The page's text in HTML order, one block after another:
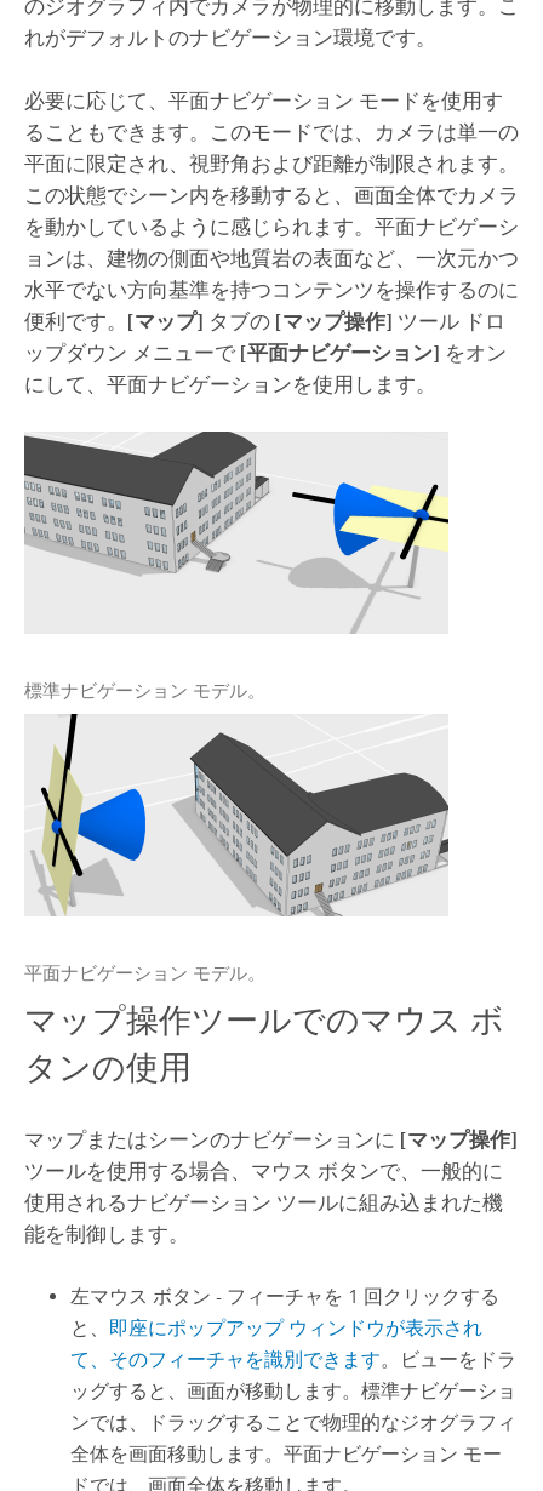
のジオグラフィ内でカメラが物理的に移動します。こ
れがデフォルトのナビゲーション環境です。
必要に応じて、平面ナビゲーション モードを使用す
ることもできます。このモードでは、カメラは単一の
平面に限定され、視野角および距離が制限されます。
この状態でシーン内を移動すると、画面全体でカメラ
を動かしているように感じられます。平面ナビゲーシ
ョンは、建物の側面や地質岩の表面など、一次元かつ
水平でない方向基準を持つコンテンツを操作するのに
便利です。 [マップ] タブの [マップ操作] ツール ドロ
ップダウン メニューで [平面ナビゲーション] をオン
にして、平面ナビゲーションを使用します。
標準ナビゲーション モデル。
平面ナビゲーション モデル。
マップ操作ツールでのマウス ボ
タンの使用
マップまたはシーンのナビゲーションに [マップ操作]
ツールを使用する場合、マウス ボタンで、一般的に
使用されるナビゲーション ツールに組み込まれた機
能を制御します。
左マウス ボタン - フィーチャを 1 回クリックする
と、 即座にポップアップ ウィンドウが表示され
て、そのフィーチャを識別できます。ビューをドラ
ッグすると、画面が移動します。標準ナビゲーショ
ンでは、ドラッグすることで物理的なジオグラフィ
全体を画面移動します。平面ナビゲーション モー
ドでは、画面全体を移動します。